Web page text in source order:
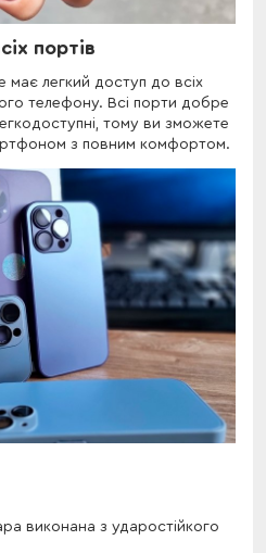
портів
має легкий доступ до всіх
телефону. Всі порти добре
тому ви зможете
з повним комфортом.
виконана з ударостійкого